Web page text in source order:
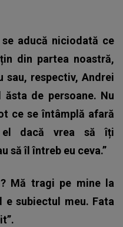
aducă niciodată ce
din partea noastră,
sau, respectiv, Andrei
de persoane. Nu
ce se întâmplă afară
dacă vrea să îți
să îl întreb eu ceva.”
Mă tragi pe mine la
e subiectul meu. Fata